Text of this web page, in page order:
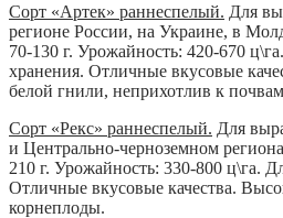
Сорт «Артек» раннеспелый. Для
регионе России, на Украине, в
70-130 г. Урожайность: 420-670
хранения. Отличные вкусовые
белой гнили, неприхотлив к
Сорт «Рекс» раннеспелый. Для
и Центрально-черноземном
210 г. Урожайность: 330-800 ц\га.
Отличные вкусовые качества.
корнеплоды.